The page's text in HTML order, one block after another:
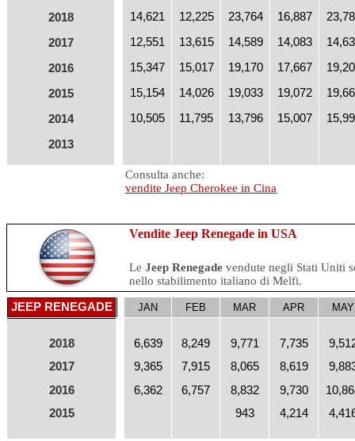
2018
2017
2016
2015
2014
2013
14,621
12,551
15,347
15,154
10,505
12,225
13,615
15,017
14,026
11,795
23,764
14,589
19,170
19,033
13,796
16,887
14,083
17,667
19,072
15,007
Consulta anche:
vendite Jeep Cherokee in Cina
Vendite Jeep Renegade in USA
Le Jeep Renegade vendute negli Stati Uniti
nello stabilimento italiano di Melfi.
JEEP RENEGADE JAN FEB MAR APR MAY
2018
2017
2016
2015
6,639
9,365
6,362
8,249
7,915
6,757
9,771
8,065
8,832
943
7,735
8,619
9,730
4,214